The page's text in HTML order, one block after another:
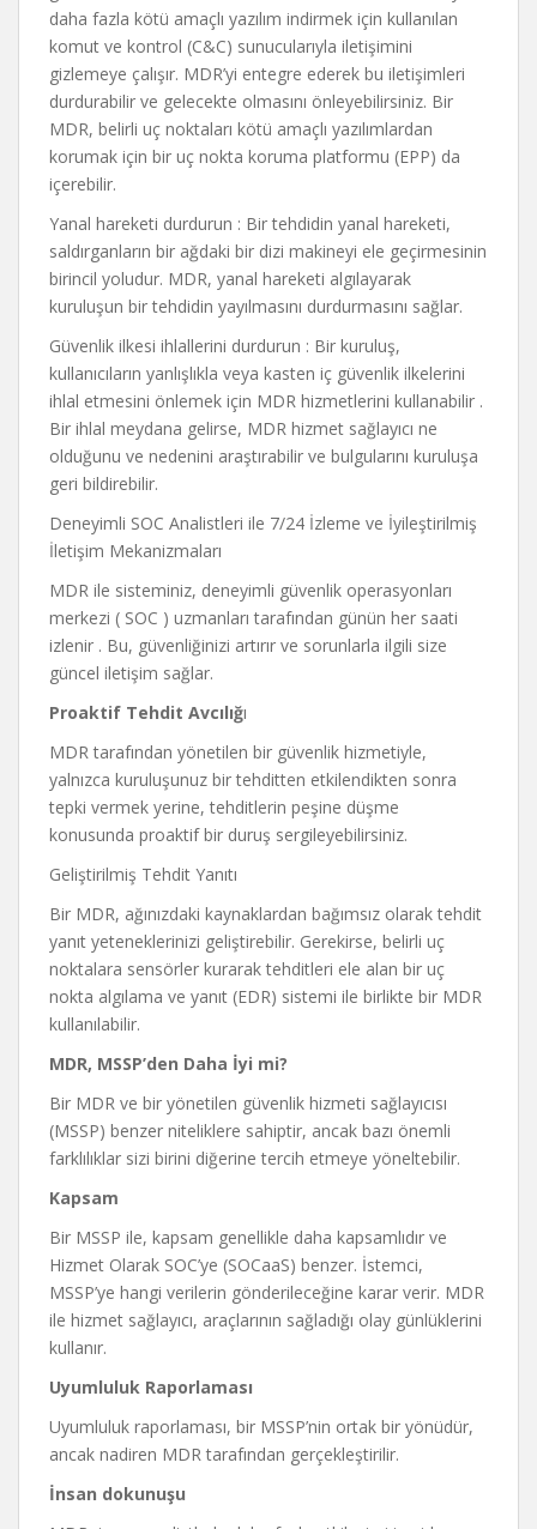
daha fazla kötü amaçlı yazılım indirmek için kullanılan
komut ve kontrol (C&C) sunucularıyla iletişimini
gizlemeye çalışır. MDR’yi entegre ederek bu iletişimleri
durdurabilir ve gelecekte olmasını önleyebilirsiniz. Bir
MDR, belirli uç noktaları kötü amaçlı yazılımlardan
korumak için bir uç nokta koruma platformu (EPP) da
içerebilir.
Yanal hareketi durdurun : Bir tehdidin yanal hareketi,
saldırganların bir ağdaki bir dizi makineyi ele geçirmesinin
birincil yoludur. MDR, yanal hareketi algılayarak
kuruluşun bir tehdidin yayılmasını durdurmasını sağlar.
Güvenlik ilkesi ihlallerini durdurun : Bir kuruluş,
kullanıcıların yanlışlıkla veya kasten iç güvenlik ilkelerini
ihlal etmesini önlemek için MDR hizmetlerini kullanabilir .
Bir ihlal meydana gelirse, MDR hizmet sağlayıcı ne
olduğunu ve nedenini araştırabilir ve bulgularını kuruluşa
geri bildirebilir.
Deneyimli SOC Analistleri ile 7/24 İzleme ve İyileştirilmiş
İletişim Mekanizmaları
MDR ile sisteminiz, deneyimli güvenlik operasyonları
merkezi ( SOC ) uzmanları tarafından günün her saati
izlenir . Bu, güvenliğinizi artırır ve sorunlarla ilgili size
güncel iletişim sağlar.
Proaktif Tehdit Avcılığı
MDR tarafından yönetilen bir güvenlik hizmetiyle,
yalnızca kuruluşunuz bir tehditten etkilendikten sonra
tepki vermek yerine, tehditlerin peşine düşme
konusunda proaktif bir duruş sergileyebilirsiniz.
Geliştirilmiş Tehdit Yanıtı
Bir MDR, ağınızdaki kaynaklardan bağımsız olarak tehdit
yanıt yeteneklerinizi geliştirebilir. Gerekirse, belirli uç
noktalara sensörler kurarak tehditleri ele alan bir uç
nokta algılama ve yanıt (EDR) sistemi ile birlikte bir MDR
kullanılabilir.
MDR, MSSP’den Daha İyi mi?
Bir MDR ve bir yönetilen güvenlik hizmeti sağlayıcısı
(MSSP) benzer niteliklere sahiptir, ancak bazı önemli
farklılıklar sizi birini diğerine tercih etmeye yöneltebilir.
Kapsam
Bir MSSP ile, kapsam genellikle daha kapsamlıdır ve
Hizmet Olarak SOC’ye (SOCaaS) benzer. İstemci,
MSSP’ye hangi verilerin gönderileceğine karar verir. MDR
ile hizmet sağlayıcı, araçlarının sağladığı olay günlüklerini
kullanır.
Uyumluluk Raporlaması
Uyumluluk raporlaması, bir MSSP’nin ortak bir yönüdür,
ancak nadiren MDR tarafından gerçekleştirilir.
İnsan dokunuşu